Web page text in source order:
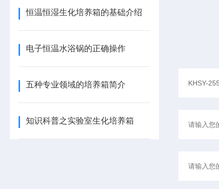
恒温恒湿生化培养箱的基础介绍
电子恒温水浴锅的正确操作
五种专业领域的培养箱简介
知识科普之实验室生化培养箱